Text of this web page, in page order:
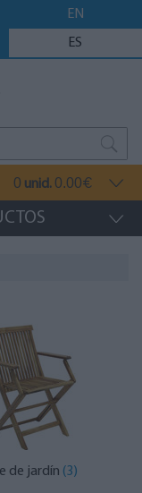
EN
ES
0 unid. 0.00€
de jardín (3)